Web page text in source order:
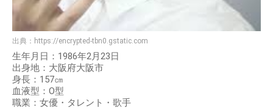
出典： https://encrypted-tbn0.gstatic.com
生年月日：1986年2月23日
出身地：大阪府大阪市
身長：157㎝
血液型：O型
職業：女優・タレント・歌手